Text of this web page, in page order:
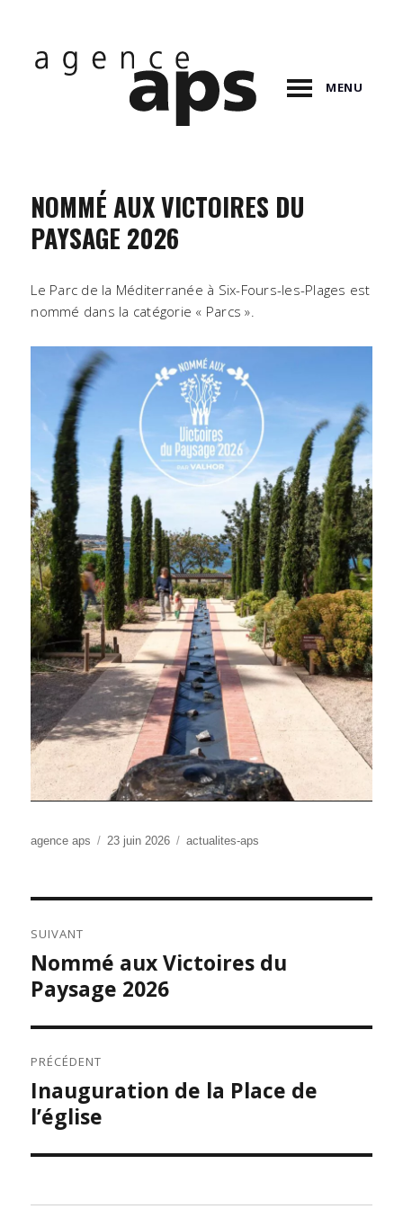
MENU
NOMMÉ AUX VICTOIRES DU
PAYSAGE 2026
Le Parc de la Méditerranée à Six-Fours-les-Plages est
nommé dans la catégorie « Parcs ».
Auteur
agence aps
Publié
23 juin 2026 Catégories
actualites-aps
DE
L’ARTICLE
SUIVANT
Publication
suivante :
Nommé aux Victoires du
Paysage 2026
PRÉCÉDENT
Publication
précédente :
Inauguration de la Place de
l’église